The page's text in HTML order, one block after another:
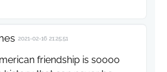
2021-02-16 21:25:51
friendship is soooo